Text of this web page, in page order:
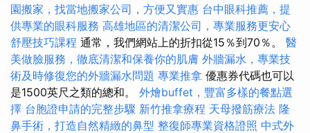
園搬家，找當地搬家公司，方便又實惠 台中眼科推薦，提
供專業的眼科服務 高雄地區的清潔公司，專業服務更安心
舒壓技巧課程 通常，我們網站上的折扣從15％到70％。 醫
美做臉服務，徹底清潔和保養你的肌膚 外牆漏水，專業技
術及時修復您的外牆漏水問題 專業推拿 優惠券代碼也可以
是1500英尺之類的總和。 外燴buffet，豐富多樣的餐點選
擇 台胞證申請的完整步驟 新竹推拿療程 天母撥筋療法 隆
鼻手術，打造自然精緻的鼻型 整復師專業資格證照 中式外